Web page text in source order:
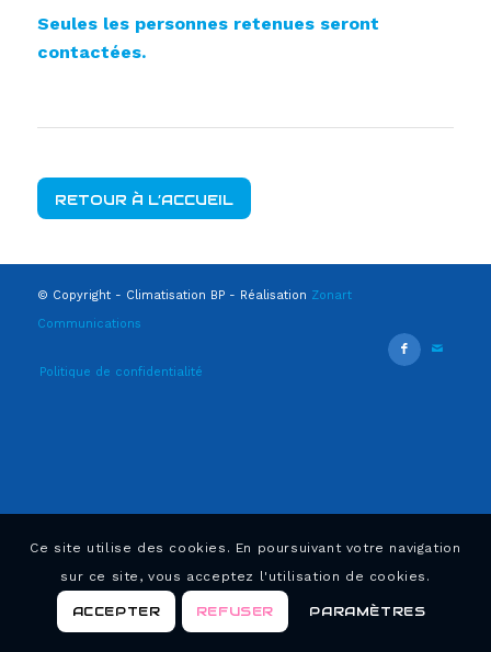
Seules les personnes retenues seront
contactées.
RETOUR À L’ACCUEIL
© Copyright - Climatisation BP - Réalisation Zonart
Communications
Politique de confidentialité
Ce site utilise des cookies. En poursuivant votre navigation
sur ce site, vous acceptez l'utilisation de cookies.
ACCEPTER REFUSER PARAMÈTRES